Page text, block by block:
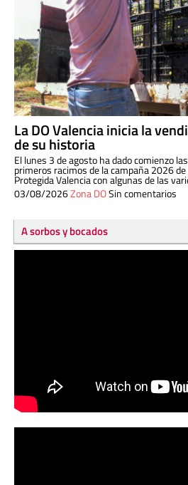
La DO Valencia inicia la
de su historia
El lunes 3 de agosto ha dado comienzo
primeros racimos de la campaña 2026
Protegida Valencia con algunas de las
03/08/2026Zona DOSin comentarios
A sorbos y bocados